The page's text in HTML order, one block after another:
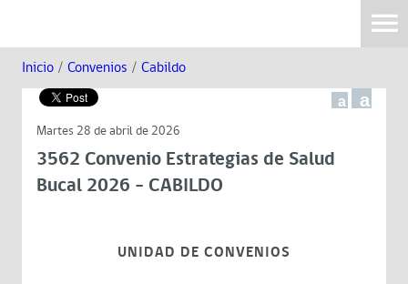
Inicio / Convenios / Cabildo
a a
Martes 28 de abril de 2026
3562 Convenio Estrategias de Salud
Bucal 2026 - CABILDO
UNIDAD DE CONVENIOS